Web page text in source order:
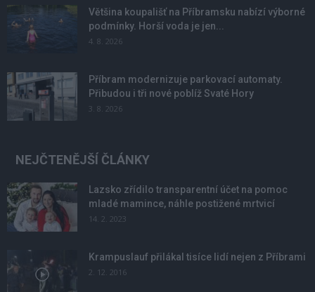
Většina koupališť na Příbramsku nabízí výborné
podmínky. Horší voda je jen...
4. 8. 2026
Příbram modernizuje parkovací automaty.
Přibudou i tři nové poblíž Svaté Hory
3. 8. 2026
NEJČTENĚJŠÍ ČLÁNKY
Lazsko zřídilo transparentní účet na pomoc
mladé mamince, náhle postižené mrtvicí
14. 2. 2023
Krampuslauf přilákal tisíce lidí nejen z Příbrami
2. 12. 2016